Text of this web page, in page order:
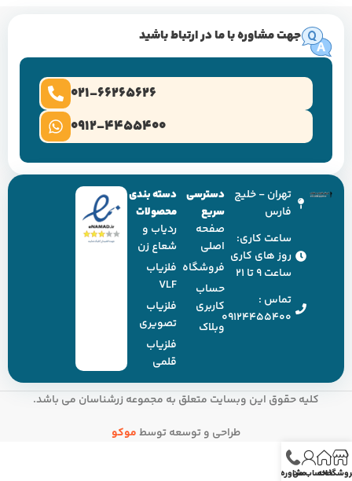
جهت مشاوره با ما در ارتباط باشید
0912-4455400
021-66265626
تهران - خلیج
فارس
ساعت کاری:
روز های کاری
ساعت ۹ تا ۲۱
تماس :
09124455400
دسترسی
سریع
صفحه
اصلی
فروشگاه
حساب
کاربری
وبلاک
دسته بندی
محصولات
ردیاب و
شعاع زن
فلزیاب
VLF
فلزیاب
تصویری
فلزیاب
قلمی
کلیه حقوق این وبسایت متعلق به مجموعه زرشناسان می باشد.
طراحی و توسعه توسطموکو
خانهحساب من
مشاوره